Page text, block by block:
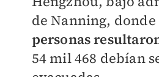
de Nanning, donde
personas
54 mil 468 debían